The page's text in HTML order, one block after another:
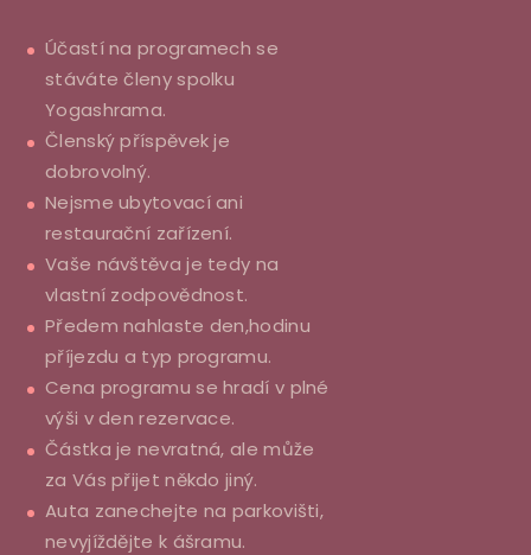
Účastí na programech se
stáváte členy spolku
Yogashrama.
Členský příspěvek je
dobrovolný.
Nejsme ubytovací ani
restaurační zařízení.
Vaše návštěva je tedy na
vlastní zodpovědnost.
Předem nahlaste den,hodinu
příjezdu a typ programu.
Cena programu se hradí v plné
výši v den rezervace.
Částka je nevratná, ale může
za Vás přijet někdo jiný.
Auta zanechejte na parkovišti,
nevyjíždějte k ášramu.